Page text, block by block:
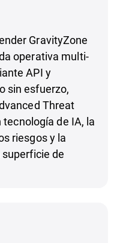
GravityZone
operativa multi-
API y
sin esfuerzo,
Threat
de IA, la
riesgos y la
de